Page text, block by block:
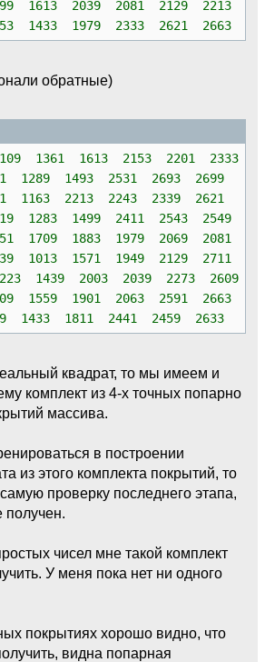
1613 2039 2081 2129 2213
1433 1979 2333 2621 2663
обратные)
1361 1613 2153 2201 2333
1289 1493 2531 2693 2699
1163 2213 2243 2339 2621
1283 1499 2411 2543 2549
1709 1883 1979 2069 2081
1013 1571 1949 2129 2711
1439 2003 2039 2273 2609
1559 1901 2063 2591 2663
1433 1811 2441 2459 2633
квадрат, то мы имеем и
комплект из 4-х точных попарно
массива.
в построении
из этого комплекта покрытий, то
проверку последнего этапа,
получен.
чисел мне такой комплект
У меня пока нет ни одного
покрытиях хорошо видно, что
видна попарная